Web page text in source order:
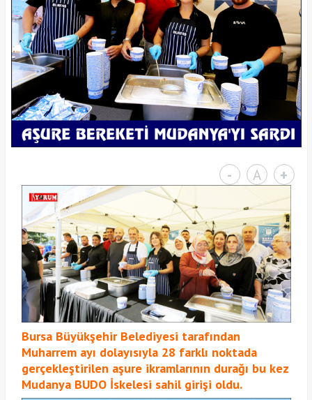
- A +
Bursa Büyükşehir Belediyesi tarafından
Muharrem ayı dolayısıyla 28 farklı noktada
gerçekleştirilen aşure ikramlarının durağı bu kez
Mudanya BUDO İskelesi sahil girişi oldu.